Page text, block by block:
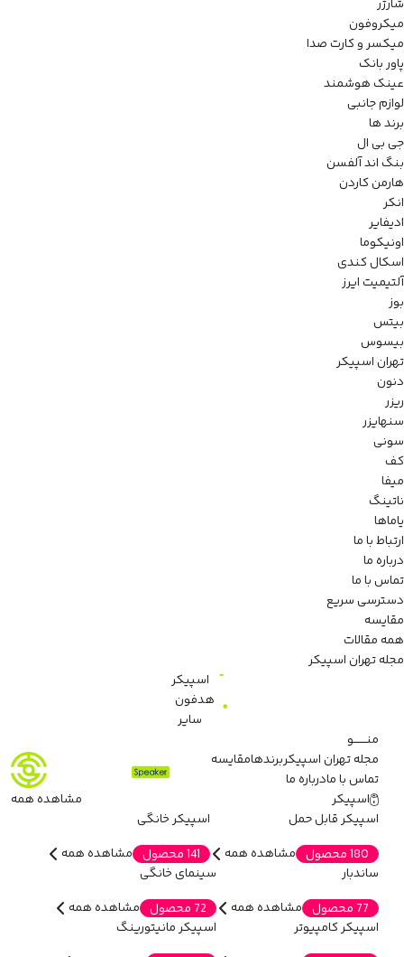
شارژر
میکروفون
میکسر و کارت صدا
پاور بانک
عینک هوشمند
لوازم جانبی
برند ها
جی بی ال
بنگ اند آلفسن
هارمن کاردن
انکر
ادیفایر
اونیکوما
اسکال کندی
آلتیمیت ایرز
بوز
بیتس
بیسوس
تهران اسپیکر
دنون
ریزر
سنهایزر
سونی
کف
میفا
ناتینگ
یاماها
ارتباط با ما
درباره ما
تماس با ما
دسترسی سریع
مقایسه
همه مقالات
مجله تهران اسپیکر
اسپیکر
هدفون
سایر
منـــــــو
مجله تهران اسپیکربرندهامقایسه
تماس با مادرباره ما
اسپیکر
مشاهده همه
اسپیکر قابل حمل
180 محصول
مشاهده همه
اسپیکر خانگی
141 محصول
مشاهده همه
ساندبار
77 محصول
مشاهده همه
سینمای خانگی
72 محصول
مشاهده همه
اسپیکر کامپیوتر
اسپیکر مانیتورینگ